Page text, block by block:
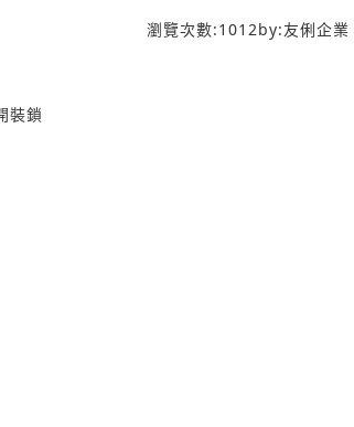
瀏覽次數:1012by:友俐企業
裝鎖